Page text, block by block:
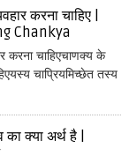
करना चाहिए |
Chankya
चाहिएचाणक्य के
चाप्रियमिच्छेत तस्य
क्या अर्थ है |